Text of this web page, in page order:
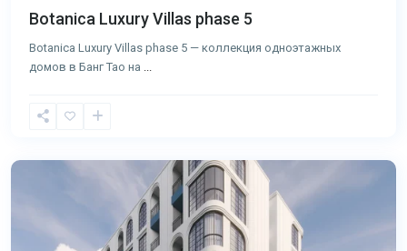
Botanica Luxury Villas phase 5
Botanica Luxury Villas phase 5 — коллекция одноэтажных
домов в Банг Тао на
Тао,